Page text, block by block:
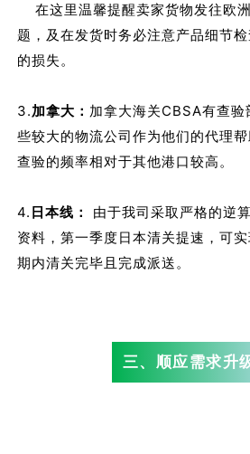
在这里温馨提醒卖家货物发往欧
题，及在发货时务必注意产品细节
的损失。
3.加拿大： 加拿大海关CBSA有查
些较大的物流公司作为他们的代理
查验的频率相对于其他港口较高。
4. 日本线：
由于我司采取严格的逆
资料，第一季度日本清关提速，可
期内清关完毕且完成派送。
三、顺应需求升